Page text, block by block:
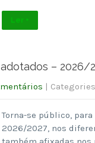
Ler +
– 2026/
|
Torna-se público,
2026/2027, nos